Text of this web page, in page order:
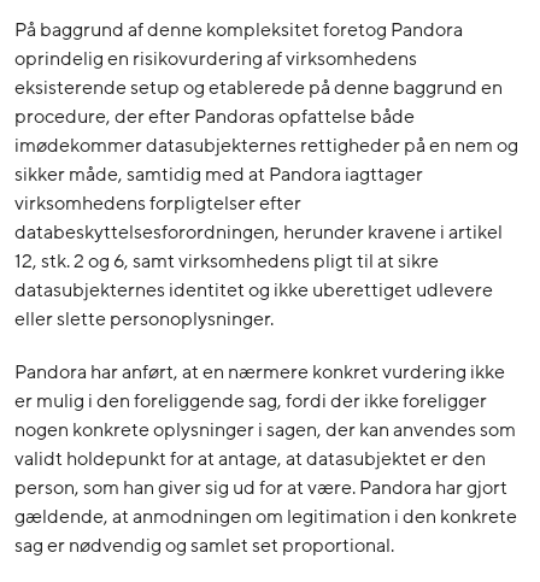
På baggrund af denne kompleksitet foretog Pandora
oprindelig en risikovurdering af virksomhedens
eksisterende setup og etablerede på denne baggrund en
procedure, der efter Pandoras opfattelse både
imødekommer datasubjekternes rettigheder på en nem og
sikker måde, samtidig med at Pandora iagttager
virksomhedens forpligtelser efter
databeskyttelsesforordningen, herunder kravene i artikel
12, stk. 2 og 6, samt virksomhedens pligt til at sikre
datasubjekternes identitet og ikke uberettiget udlevere
eller slette personoplysninger.
Pandora har anført, at en nærmere konkret vurdering ikke
er mulig i den foreliggende sag, fordi der ikke foreligger
nogen konkrete oplysninger i sagen, der kan anvendes som
validt holdepunkt for at antage, at datasubjektet er den
person, som han giver sig ud for at være. Pandora har gjort
gældende, at anmodningen om legitimation i den konkrete
sag er nødvendig og samlet set proportional.